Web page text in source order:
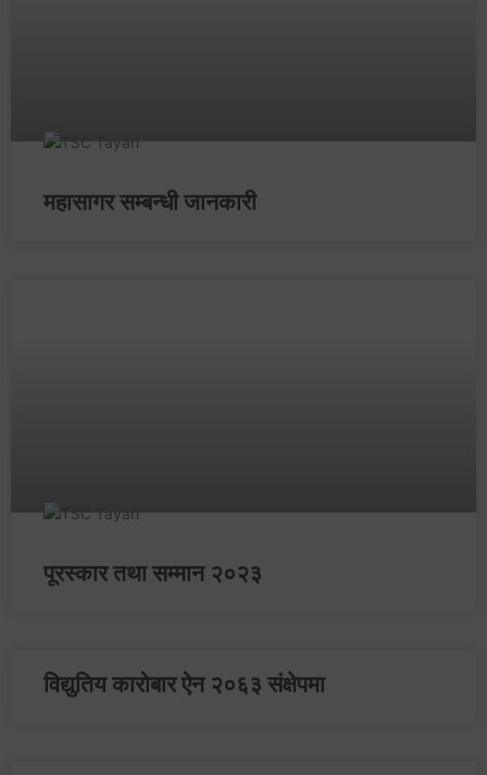
महासागर सम्बन्धी जानकारी
पूरस्कार तथा सम्मान २०२३
विद्युतिय कारोबार ऐन २०६३ संक्षेपमा